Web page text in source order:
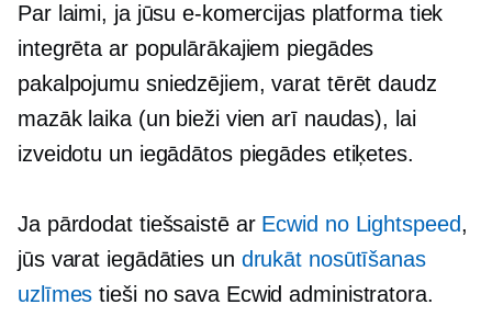
Par laimi, ja jūsu e-komercijas platforma tiek
integrēta ar populārākajiem piegādes
pakalpojumu sniedzējiem, varat tērēt daudz
mazāk laika (un bieži vien arī naudas), lai
izveidotu un iegādātos piegādes etiķetes.
Ja pārdodat tiešsaistē ar Ecwid no Lightspeed,
jūs varat iegādāties un drukāt nosūtīšanas
uzlīmes tieši no sava Ecwid administratora.